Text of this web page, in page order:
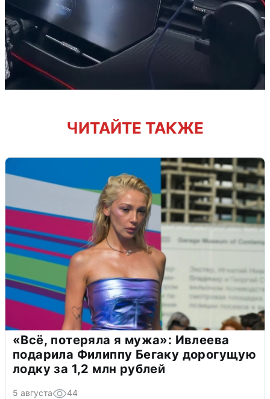
ЧИТАЙТЕ ТАКЖЕ
«Всё, потеряла я мужа»: Ивлеева
подарила Филиппу Бегаку дорогущую
лодку за 1,2 млн рублей
5 августа 44